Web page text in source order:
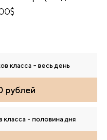
класса - весь день
рублей
класса - половина дня